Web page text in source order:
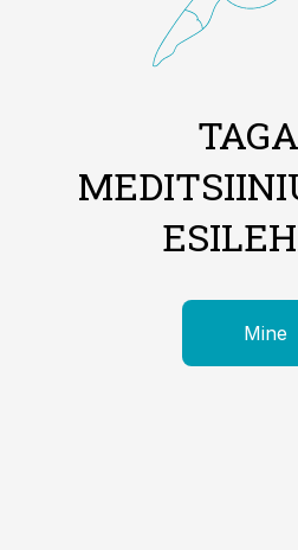
Mine